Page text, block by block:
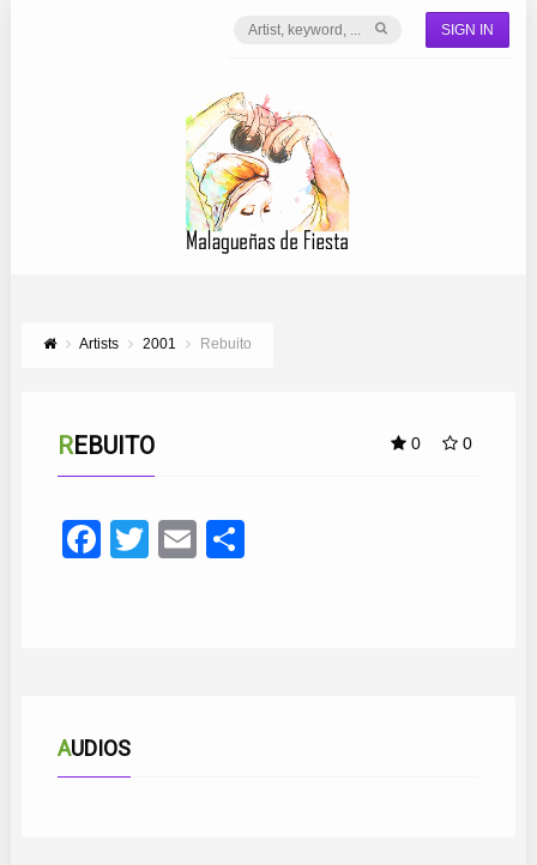
SIGN IN
Artists 2001 Rebuito
0 0
REBUITO
Facebook
TwitterEmail
AUDIOS